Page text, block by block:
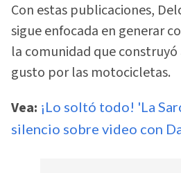
Con estas publicaciones,
sigue enfocada en generar
la comunidad que
gusto por las motocicletas.
Vea: ¡Lo soltó todo! 'La
silencio sobre video con